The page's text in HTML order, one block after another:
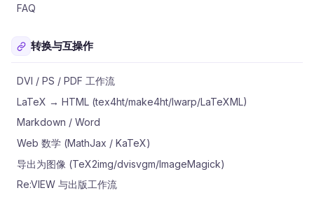
FAQ
转换与互操作
DVI / PS / PDF 工作流
LaTeX → HTML (tex4ht/make4ht/lwarp/LaTeXML)
Markdown / Word
Web 数学 (MathJax / KaTeX)
导出为图像 (TeX2img/dvisvgm/ImageMagick)
Re:VIEW 与出版工作流